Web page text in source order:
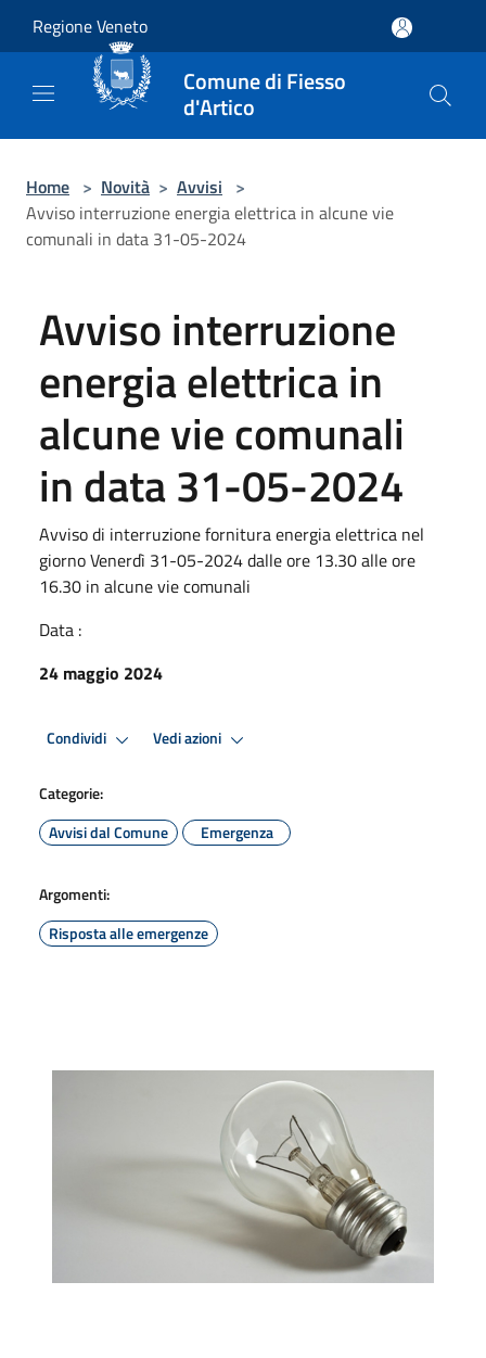
Regione Veneto
Comune di Fiesso
d'Artico
Home > Novità > Avvisi >
Avviso interruzione energia elettrica in alcune vie
comunali in data 31-05-2024
Avviso interruzione
energia elettrica in
alcune vie comunali
in data 31-05-2024
Avviso di interruzione fornitura energia elettrica nel
giorno Venerdì 31-05-2024 dalle ore 13.30 alle ore
16.30 in alcune vie comunali
Data :
24 maggio 2024
Condividi Vedi azioni
Categorie:
Avvisi dal Comune
Emergenza
Argomenti:
Risposta alle emergenze